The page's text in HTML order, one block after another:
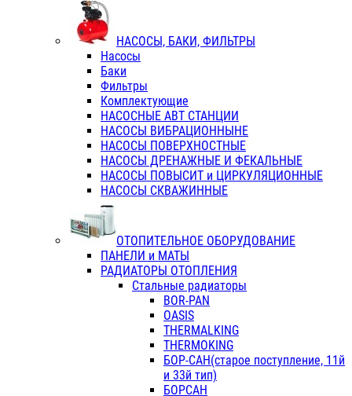
НАСОСЫ, БАКИ, ФИЛЬТРЫ
Насосы
Баки
Фильтры
Комплектующие
НАСОСНЫЕ АВТ СТАНЦИИ
НАСОСЫ ВИБРАЦИОННЫНЕ
НАСОСЫ ПОВЕРХНОСТНЫЕ
НАСОСЫ ДРЕНАЖНЫЕ И ФЕКАЛЬНЫЕ
НАСОСЫ ПОВЫСИТ и ЦИРКУЛЯЦИОННЫЕ
НАСОСЫ СКВАЖИННЫЕ
ОТОПИТЕЛЬНОЕ ОБОРУДОВАНИЕ
ПАНЕЛИ и МАТЫ
РАДИАТОРЫ ОТОПЛЕНИЯ
Стальные радиаторы
BOR-PAN
OASIS
THERMALKING
THERMOKING
БОР-САН(старое поступление, 11й
и 33й тип)
БОРСАН